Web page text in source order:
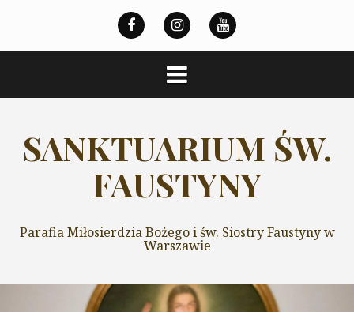
treści
SANKTUARIUM ŚW.
FAUSTYNY
Parafia Miłosierdzia Bożego i św. Siostry Faustyny w
Warszawie